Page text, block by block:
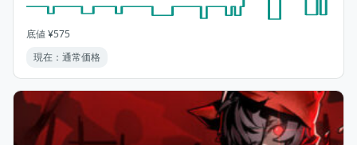
底値 ¥575
現在：通常価格